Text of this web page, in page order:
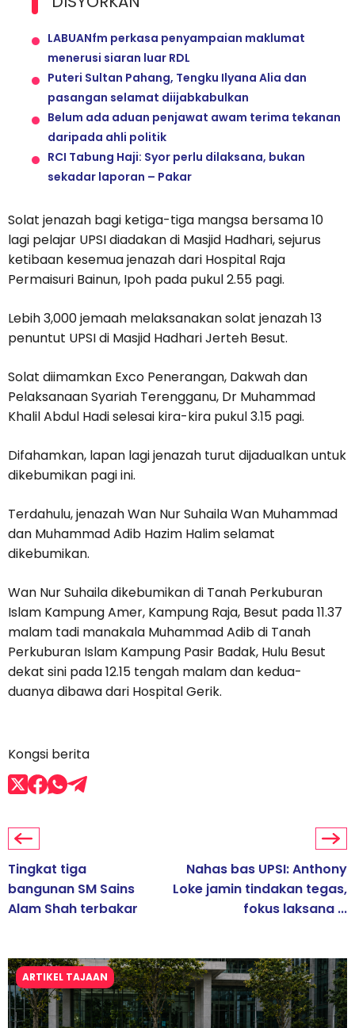
LABUANfm perkasa penyampaian maklumat
menerusi siaran luar RDL
Puteri Sultan Pahang, Tengku Ilyana Alia dan
pasangan selamat diijabkabulkan
Belum ada aduan penjawat awam terima tekanan
daripada ahli politik
RCI Tabung Haji: Syor perlu dilaksana, bukan
sekadar laporan – Pakar
Solat jenazah bagi ketiga-tiga mangsa bersama 10
lagi pelajar UPSI diadakan di Masjid Hadhari, sejurus
ketibaan kesemua jenazah dari Hospital Raja
Permaisuri Bainun, Ipoh pada pukul 2.55 pagi.
Lebih 3,000 jemaah melaksanakan solat jenazah 13
penuntut UPSI di Masjid Hadhari Jerteh Besut.
Solat diimamkan Exco Penerangan, Dakwah dan
Pelaksanaan Syariah Terengganu, Dr Muhammad
Khalil Abdul Hadi selesai kira-kira pukul 3.15 pagi.
Difahamkan, lapan lagi jenazah turut dijadualkan untuk
dikebumikan pagi ini.
Terdahulu, jenazah Wan Nur Suhaila Wan Muhammad
dan Muhammad Adib Hazim Halim selamat
dikebumikan.
Wan Nur Suhaila dikebumikan di Tanah Perkuburan
Islam Kampung Amer, Kampung Raja, Besut pada 11.37
malam tadi manakala Muhammad Adib di Tanah
Perkuburan Islam Kampung Pasir Badak, Hulu Besut
dekat sini pada 12.15 tengah malam dan kedua-
duanya dibawa dari Hospital Gerik.
Kongsi berita
Tingkat tiga
bangunan SM Sains
Alam Shah terbakar
Nahas bas UPSI: Anthony
Loke jamin tindakan tegas,
fokus laksana ...
ARTIKEL TAJAAN